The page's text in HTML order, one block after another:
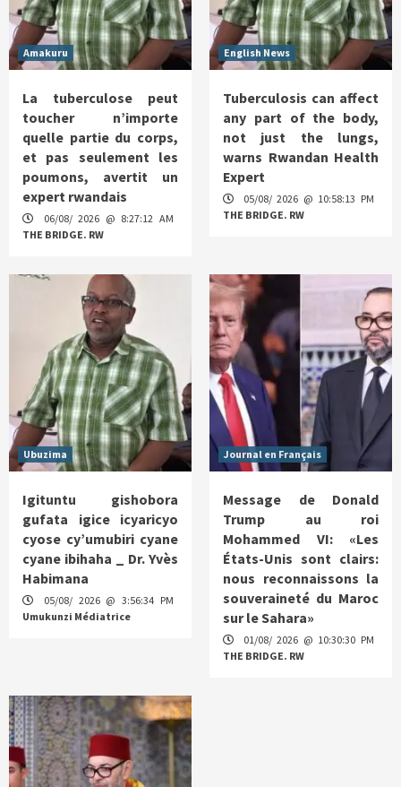
Amakuru
La tuberculose peut
toucher n’importe
quelle partie du corps,
et pas seulement les
poumons, avertit un
expert rwandais
06/08/ 2026 @ 8:27:12 AM
THE BRIDGE. RW
English News
Tuberculosis can affect
any part of the body,
not just the lungs,
warns Rwandan Health
Expert
05/08/ 2026 @ 10:58:13 PM
THE BRIDGE. RW
Ubuzima
Igituntu gishobora
gufata igice icyaricyo
cyose cy’umubiri cyane
cyane ibihaha _ Dr. Yvès
Habimana
05/08/ 2026 @ 3:56:34 PM
Umukunzi Médiatrice
Journal en Français
Message de Donald
Trump au roi
Mohammed VI: «Les
États-Unis sont clairs:
nous reconnaissons la
souveraineté du Maroc
sur le Sahara»
01/08/ 2026 @ 10:30:30 PM
THE BRIDGE. RW